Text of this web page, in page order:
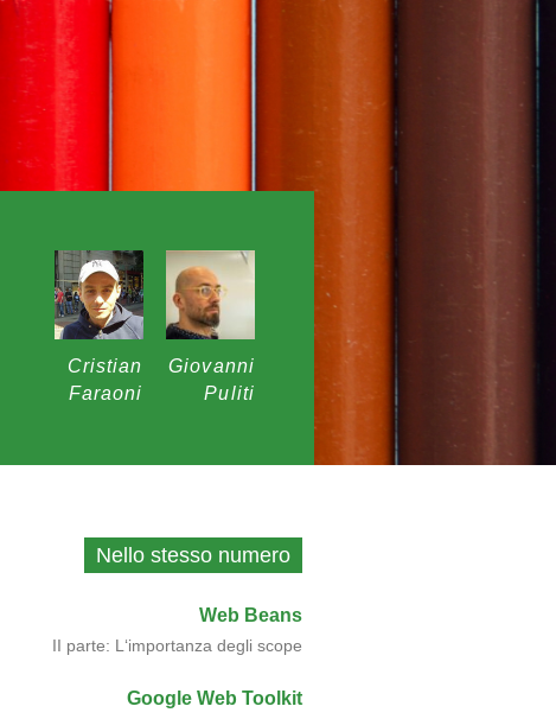
Cristian
Faraoni
Giovanni
Puliti
Nello stesso numero
Web Beans
II parte: L‘importanza degli scope
Google Web Toolkit